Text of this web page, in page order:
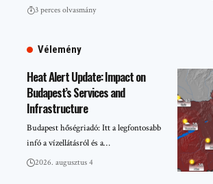
3 perces olvasmány
Vélemény
Heat Alert Update: Impact on
Budapest’s Services and
Infrastructure
Budapest hőségriadó: Itt a legfontosabb
infó a vízellátásról és a…
2026. augusztus 4